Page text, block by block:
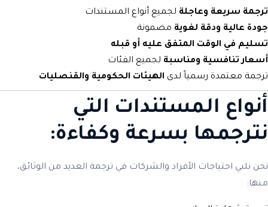
ترجمة سريعة وعاجلة لجميع أنواع المستندات
جودة عالية ودقة لغوية مضمونة
تسليم في الوقت المتفق عليه أو قبله
أسعار تنافسية ومناسبة لجميع الفئات
ترجمة معتمدة رسمياً لدى الهيئات الحكومية والقنصليات
أنواع المستندات التي
نترجمها بسرعة وكفاءة:
نحن نلبي احتياجات الأفراد والشركات في ترجمة العديد من الوثائق،
منها: